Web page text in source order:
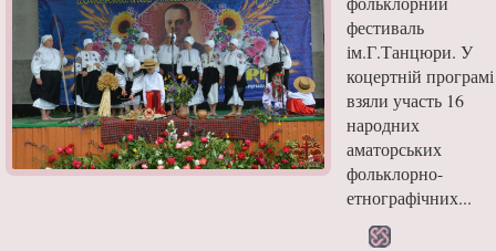
фестиваль
ім.Г.Танцюри. У
коцертній програмі
взяли участь 16
народних
аматорських
фольклорно-
етнографічних...